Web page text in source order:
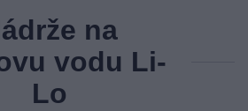
na
vodu Li-
Lo